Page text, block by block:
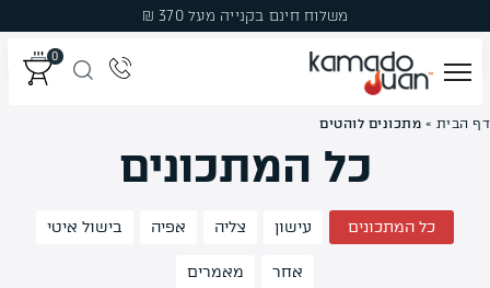
to
content
משלוח חינם בקנייה מעל 370 ₪
0
מְעַשְּׁנוֹת
פֶּחָמִים
דף הבית » מתכונים לוהטים
כל המתכונים
כל המתכונים עישון צליה אפיה בישול איטי
אחר מאמרים